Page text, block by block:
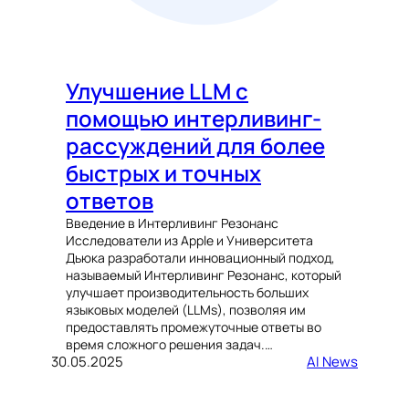
Улучшение LLM с
помощью интерливинг-
рассуждений для более
быстрых и точных
ответов
Введение в Интерливинг Резонанс
Исследователи из Apple и Университета
Дьюка разработали инновационный подход,
называемый Интерливинг Резонанс, который
улучшает производительность больших
языковых моделей (LLMs), позволяя им
предоставлять промежуточные ответы во
время сложного решения задач.…
30.05.2025 AI News